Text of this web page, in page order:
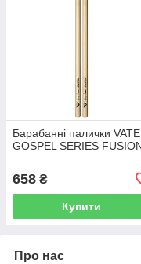
Барабанні палички
GOSPEL SERIES
658 ₴
Купити
Про нас